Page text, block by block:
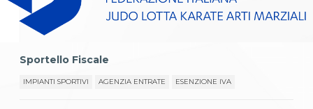
tesserati
Dove siamo
Sportello Fiscale
IMPIANTI SPORTIVI AGENZIA ENTRATE ESENZIONE IVA